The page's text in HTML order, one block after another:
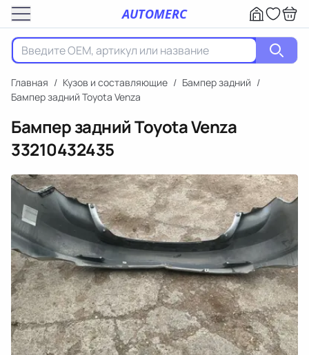
AUTOMERC
Главная / Кузов и составляющие / Бампер задний /
Бампер задний Toyota Venza
Бампер задний Toyota Venza
33210432435